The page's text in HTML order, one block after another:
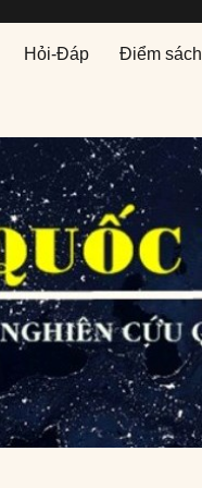
Hỏi-Đáp Điểm sách